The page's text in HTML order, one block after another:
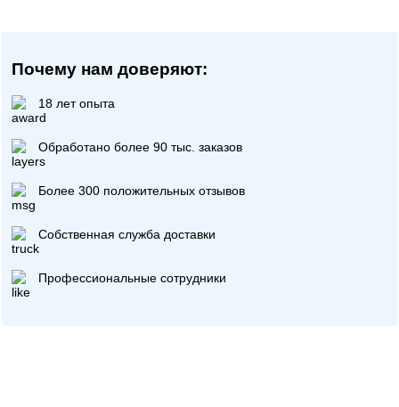
Почему нам доверяют:
18 лет опыта
Обработано более 90 тыс. заказов
Более 300 положительных отзывов
Собственная служба доставки
Профессиональные сотрудники